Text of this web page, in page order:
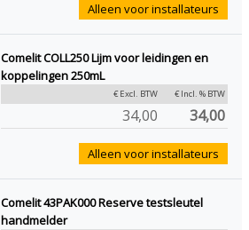
Alleen voor installateurs
Comelit COLL250 Lijm voor leidingen en
koppelingen 250mL
€ Excl. BTW € Incl. % BTW
34,00 34,00
Alleen voor installateurs
Comelit 43PAK000 Reserve testsleutel
handmelder